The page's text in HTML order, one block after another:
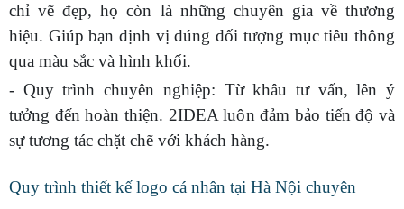
chỉ vẽ đẹp, họ còn là những chuyên gia về thương
hiệu. Giúp bạn định vị đúng đối tượng mục tiêu thông
qua màu sắc và hình khối.
- Quy trình chuyên nghiệp: Từ khâu tư vấn, lên ý
tưởng đến hoàn thiện. 2IDEA luôn đảm bảo tiến độ và
sự tương tác chặt chẽ với khách hàng.
Quy trình thiết kế logo cá nhân tại Hà Nội chuyên